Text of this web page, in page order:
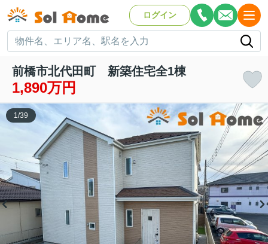
ログイン
前橋市北代田町 新築住宅全1棟
1,890万円
1/39